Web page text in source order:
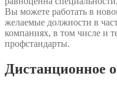
Вы можете работать в
желаемые должности в
компаниях, в том числе и
профстандарты.
Дистанционное